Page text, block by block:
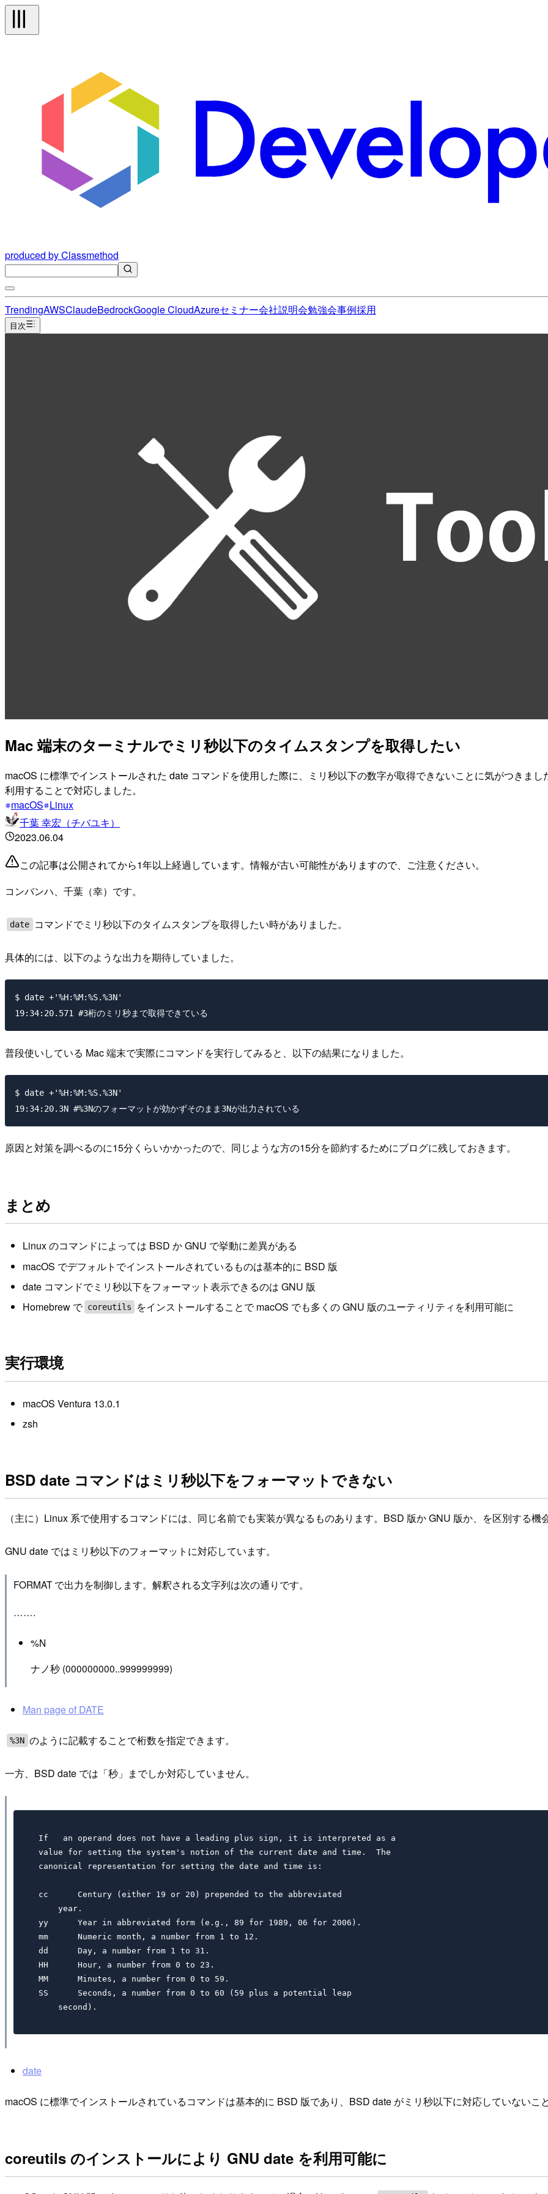
produced by Classmethod
TrendingAWSClaudeBedrockGoogle CloudAzureセミナー会社説明会勉強会事例採用
目次
Mac 端末のターミナルでミリ秒以下のタイムスタンプを取得したい
macOS に標準でインストールされた date コマンドを使用した際に、ミリ秒以下の数字が取得できないことに気がつきま
利用することで対応しました。
macOS Linux
千葉 幸宏（チバユキ）
2023.06.04
この記事は公開されてから1年以上経過しています。情報が古い可能性がありますので、ご注意ください。
コンバンハ、千葉（幸）です。
date コマンドでミリ秒以下のタイムスタンプを取得したい時がありました。
具体的には、以下のような出力を期待していました。
$ date +'%H:%M:%S.%3N'
普段使いしている Mac 端末で実際にコマンドを実行してみると、以下の結果になりました。
$ date +'%H:%M:%S.%3N'
原因と対策を調べるのに15分くらいかかったので、同じような方の15分を節約するためにブログに残しておきます。
まとめ
Linux のコマンドによっては BSD か GNU で挙動に差異がある
macOS でデフォルトでインストールされているものは基本的に BSD 版
date コマンドでミリ秒以下をフォーマット表示できるのは GNU 版
Homebrew で coreutils をインストールすることで macOS でも多くの GNU 版のユーティリティを利用可能に
実行環境
macOS Ventura 13.0.1
zsh
BSD date コマンドはミリ秒以下をフォーマットできない
（主に）Linux 系で使用するコマンドには、同じ名前でも実装が異なるものあります。BSD 版か GNU 版か、を区別する機
GNU date ではミリ秒以下のフォーマットに対応しています。
FORMAT で出力を制御します。解釈される文字列は次の通りです。
…….
%N
ナノ秒 (000000000..999999999)
Man page of DATE
%3N のように記載することで桁数を指定できます。
一方、BSD date では「秒」までしか対応していません。
If   an operand does not have a leading plus sign, it is interpreted as a
value for setting the system's notion of the current date and time.  The
canonical representation for setting the date and time is:
cc      Century (either 19 or 20) prepended to the abbreviated
     year.
yy      Year in abbreviated form (e.g., 89 for 1989, 06 for 2006).
mm      Numeric month, a number from 1 to 12.
dd      Day, a number from 1 to 31.
HH      Hour, a number from 0 to 23.
MM      Minutes, a number from 0 to 59.
SS      Seconds, a number from 0 to 60 (59 plus a potential leap
date
macOS に標準でインストールされているコマンドは基本的に BSD 版であり、BSD date がミリ秒以下に対応していないこ
coreutils のインストールにより GNU date を利用可能に